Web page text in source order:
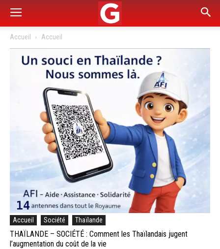
Accueil Accueil
Accueil Société Thaïlande
THAÏLANDE – SOCIÉTÉ : Comment les Thaïlandais jugent
l’augmentation du coût de la vie